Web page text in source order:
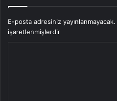
E-posta adresiniz yayınlanmayacak.
işaretlenmişlerdir